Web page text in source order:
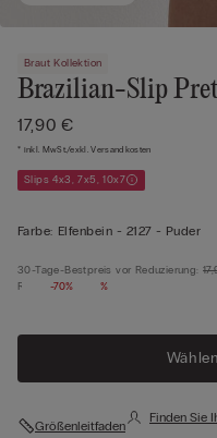
Braut Kollektion
Brazilian-Slip
17,90 €
* inkl. MwSt./exkl. Versandkosten
Slips 4x3, 7x5, 10x7
Farbe: Elfenbein - 2127 - Puder
-70%
30-Tage-Bestpreis vor Reduzierung:
Regulärer Preis:
%
Größenleitfaden
Finden Sie